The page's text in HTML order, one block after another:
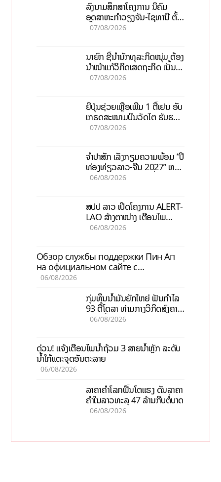
ລົງນາມສຶກສາໂຄງການ ນິຄົມ
ອຸດສາຫະກຳວຽງຈັນ-ໄຊທານີ ຕັ້ງ
ເປົ້າດຶງທຶນ 150 ລ້ານໂດລາ, ສ້າງ
07/08/2026
ນາຍົກ ຊີ້ນຳນັກທຸລະກິດໜຸ່ມ ຕ້ອງ
ນຳໜ້າແກ້ວິກິດເສດຖະກິດ ເນັ້ນດຶງ
ທຶນສາກົນ, ຫັນສູ່ດິຈິຕອນ
07/08/2026
ຍີ່ປຸ່ນຊ່ວຍເຫຼືອເພີ່ມ 1 ຕື້ເຢນ ອັບ
ເກຣດສະໜາມບິນວັດໄຕ ຮັບຮອງ
ການເຕີບໂຕ
07/08/2026
ຈຳປາສັກ ເລັ່ງກຽມຄວາມພ້ອມ “ປີ
ທ່ອງທ່ຽວລາວ-ຈີນ 2027” ຫວັງ
ກະຕຸ້ນເສດຖະກິດທ້ອງຖິ່ນ
06/08/2026
ສປປ ລາວ ເປີດໂຄງການ ALERT-
LAO ສ້າງຕາໜ່າງ ເຕືອນໄພ
ພະຍາດລະບາດທົ່ວປະເທດ
06/08/2026
Обзор службы поддержки Пин Ап
на официальном сайте с
актуальной информацией
06/08/2026
ກຸ່ມທຶນນ້ຳມັນຍັກໃຫຍ່ ຟັນກຳໄລ
93 ຕື້ໂດລາ ທ່າມກາງວິກິດສົງຄາມ
ລາຄານໍ້າມັນແພງ
06/08/2026
ດ່ວນ! ແຈ້ງເຕືອນໄພນໍ້າຖ້ວມ 3 ສາຍນໍ້າຫຼັກ ລະດັບ
ນໍ້າໃກ້ແຕະຈຸດອັນຕະລາຍ
06/08/2026
ລາຄາຄຳໂລກຟື້ນໂຕແຮງ ດັນລາຄາ
ຄຳໃນລາວທະລຸ 47 ລ້ານກີບຕໍ່ບາດ
06/08/2026